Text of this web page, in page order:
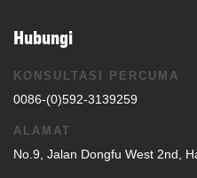
Hubungi
KONSULTASI PERCUMA
0086-(0)592-3139259
ALAMAT
No.9, Jalan Dongfu West 2nd,